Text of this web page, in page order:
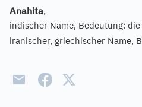
Anahita,
indischer Name, Bedeutung:
iranischer, griechischer Name,